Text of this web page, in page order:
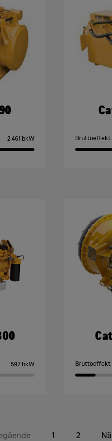
2 461 bkW
Bruttoeffekt
597 bkW
Bruttoeffekt
1 2